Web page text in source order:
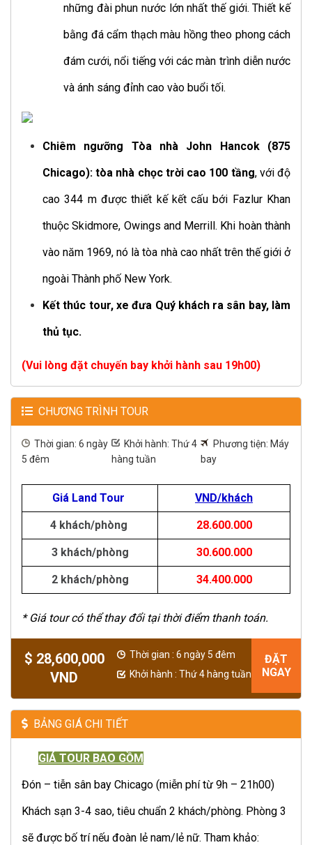
những đài phun nước lớn nhất thế giới. Thiết kế
bằng đá cẩm thạch màu hồng theo phong cách
đám cưới, nổi tiếng với các màn trình diễn nước
và ánh sáng đỉnh cao vào buổi tối.
Chiêm ngưỡng Tòa nhà John Hancok (875
Chicago): tòa nhà chọc trời cao 100 tầng, với độ
cao 344 m được thiết kế kết cấu bới Fazlur Khan
thuộc Skidmore, Owings and Merrill. Khi hoàn thành
vào năm 1969, nó là tòa nhà cao nhất trên thế giới ở
ngoài Thành phố New York.
Kết thúc tour, xe đưa Quý khách ra sân bay, làm
thủ tục.
(Vui lòng đặt chuyến bay khởi hành sau 19h00)
CHƯƠNG TRÌNH TOUR
Thời gian: 6 ngày
5 đêm
Khởi hành: Thứ 4
hàng tuần
Phương tiện: Máy
bay
Giá Land Tour VND/khách
4 khách/phòng 28.600.000
3 khách/phòng 30.600.000
2 khách/phòng 34.400.000
* Giá tour có thể thay đổi tại thời điểm thanh toán.
$ 28,600,000
VND
Thời gian : 6 ngày 5 đêm
Khởi hành : Thứ 4 hàng tuần
ĐẶT
NGAY
BẢNG GIÁ CHI TIẾT
GIÁ TOUR BAO GỒM
Đón – tiễn sân bay Chicago (miễn phí từ 9h – 21h00)
Khách sạn 3-4 sao, tiêu chuẩn 2 khách/phòng. Phòng 3
sẽ được bố trí nếu đoàn lẻ nam/lẻ nữ. Tham khảo: